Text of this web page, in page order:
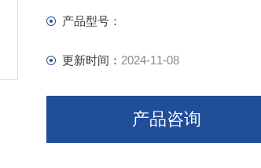
产品型号：
更新时间： 2024-11-08
产品咨询